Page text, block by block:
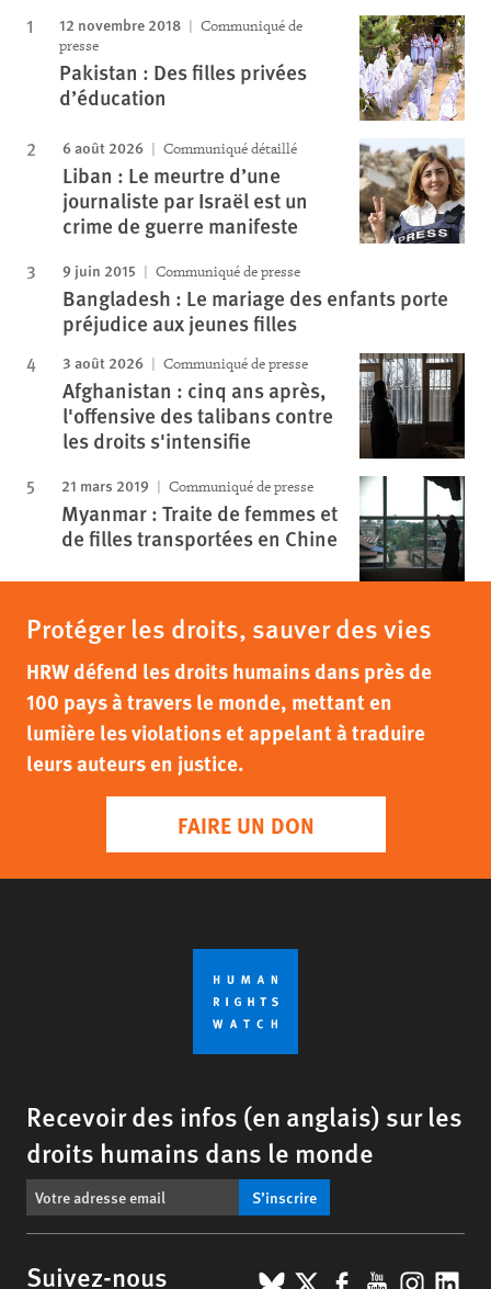
12 novembre 2018
Communiqué de
presse
Pakistan : Des filles privées
d’éducation
6 août 2026 Communiqué détaillé
Liban : Le meurtre d’une
journaliste par Israël est un
crime de guerre manifeste
9 juin 2015 Communiqué de presse
Bangladesh : Le mariage des enfants porte
préjudice aux jeunes filles
3 août 2026 Communiqué de presse
Afghanistan : cinq ans après,
l'offensive des talibans contre
les droits s'intensifie
21 mars 2019 Communiqué de presse
Myanmar : Traite de femmes et
de filles transportées en Chine
Protéger les droits, sauver des vies
HRW défend les droits humains dans près de
100 pays à travers le monde, mettant en
lumière les violations et appelant à traduire
leurs auteurs en justice.
FAIRE UN DON
Recevoir des infos (en anglais) sur les
droits humains dans le monde
S’inscrire
Suivez-nous